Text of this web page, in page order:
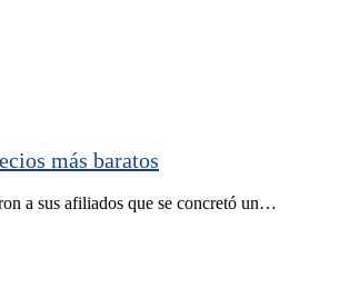
más baratos
a sus afiliados que se concretó un…